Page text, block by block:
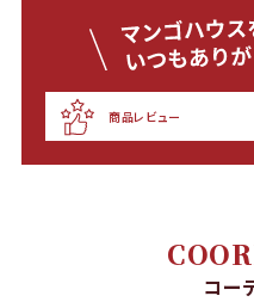
商品レビュー
コー